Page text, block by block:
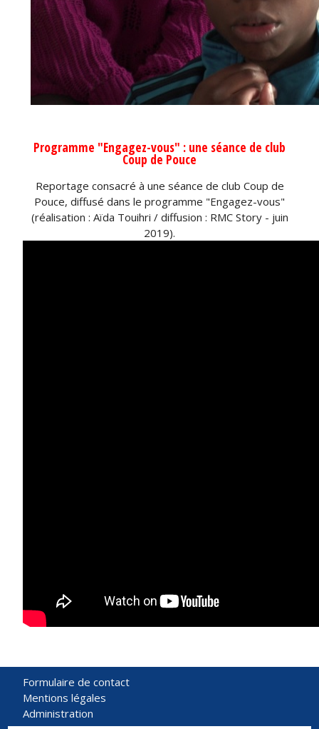
Programme "Engagez-vous" : une séance de club
Coup de Pouce
Reportage consacré à une séance de club Coup de
Pouce, diffusé dans le programme "Engagez-vous"
(réalisation : Aïda Touihri / diffusion : RMC Story - juin
2019).
Formulaire de contact
Mentions légales
Administration